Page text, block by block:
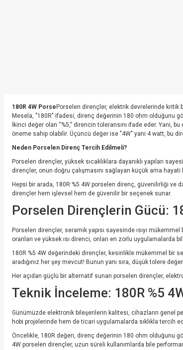
180R 4W Porse Porselen dirençler, elektrik devrelerinde kritik
Mesela, "180R" ifadesi, direnç değerinin 180 ohm olduğunu
İkinci değer olan “%5,” direncin toleransını ifade eder. Yani,
öneme sahip olabilir. Üçüncü değer ise "4W" yani 4 watt, bu
Neden Porselen Direnç Tercih Edilmeli?
Porselen dirençler, yüksek sıcaklıklara dayanıklı yapıları
dirençler, onun doğru çalışmasını sağlayan küçük ama hayati
Hepsi bir arada, 180R %5 4W porselen direnç, güvenilirliği ve
dirençler hem işlevsel hem de güvenilir bir seçenek sunar.
Porselen Dirençlerin Gücü:
Porselen dirençler, seramik yapısı sayesinde ısıyı
oranları ve yüksek ısı direnci, onları en zorlu uygulamalarda
180R %5 4W değerindeki dirençler, kesinlikle mükemmel bir
aradığınız her şey mevcut! Bunun yanı sıra, düşük tolere
Her açıdan güçlü bir alternatif sunan porselen dirençler,
Teknik İnceleme: 180R %5
Günümüzde elektronik bileşenlerin kalitesi, cihazların genel
hobi projelerinde hem de ticari uygulamalarda sıklıkla tercih
Öncelikle, 180R değeri, direnç değerinin 180 ohm olduğunu
4W porselen dirençler, uzun süreli kullanımlarda bile